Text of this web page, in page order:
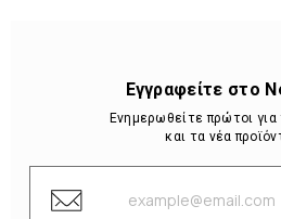
Εγγραφείτε στο
Ενημερωθείτε πρώτοι
και τα νέα